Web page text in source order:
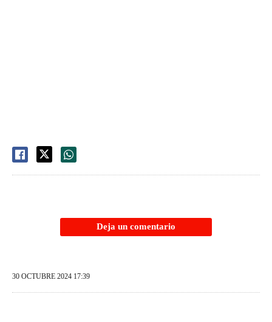
Deja un comentario
30 OCTUBRE 2024 17:39